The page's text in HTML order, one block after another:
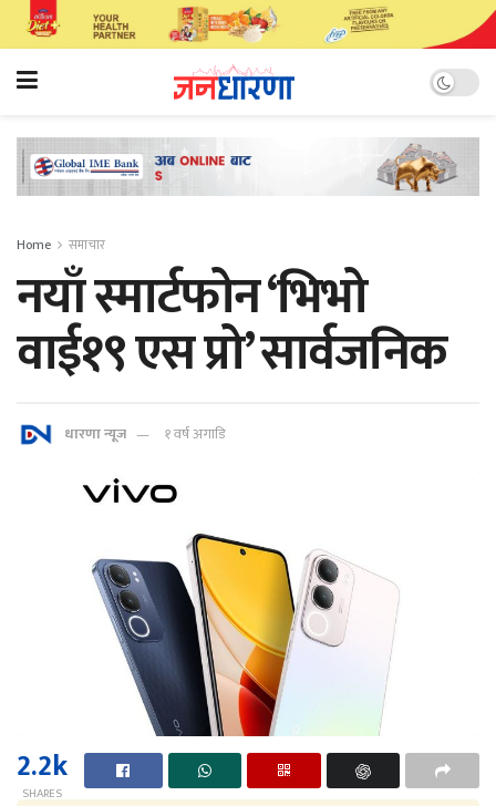
Home समाचार
नयाँ स्मार्टफोन ‘भिभो
वाई१९ एस प्रो’ सार्वजनिक
धारणा न्यूज १ वर्ष अगाडि
2.2k
SHARES